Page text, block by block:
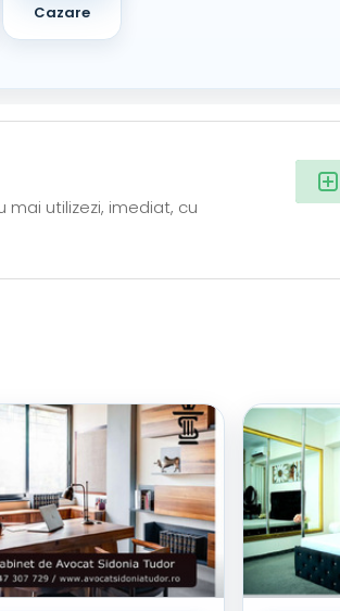
Cazare
utilizezi, imediat, cu